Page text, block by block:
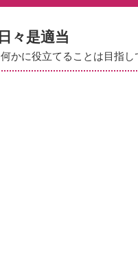
日々是適当
何かに役立てることは目指し